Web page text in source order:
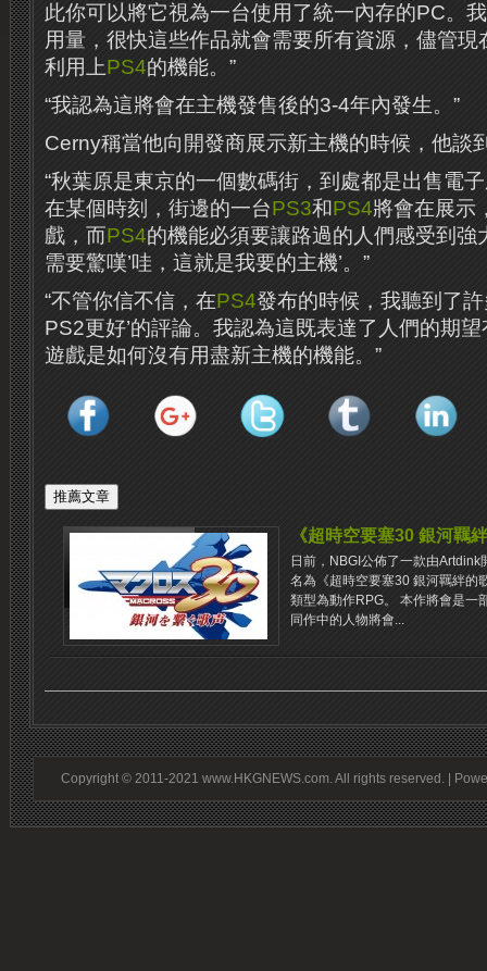
此你可以將它視為一台使用了統一內存的PC。
用量，很快這些作品就會需要所有資源，儘管
利用上PS4的機能。”
“我認為這將會在主機發售後的3-4年內發生。”
Cerny稱當他向開發商展示新主機的時候，他談
“秋葉原是東京的一個數碼街，到處都是出售電
在某個時刻，街邊的一台PS3和PS4將會在展示
戲，而PS4的機能必須要讓路過的人們感受到強
需要驚嘆’哇，這就是我要的主機’。”
“不管你信不信，在PS4發布的時候，我聽到了許
PS2更好’的評論。我認為這既表達了人們的期
遊戲是如何沒有用盡新主機的機能。”
《超時空要塞30 銀河羈
日前，NBGI公佈了一款由
名為《超時空要塞30 銀河羈絆的
類型為動作RPG。 本作將會是一
同作中的人物將會...
Copyright © 2011-2021 www.HKGNEWS.com. All rights reserved. |